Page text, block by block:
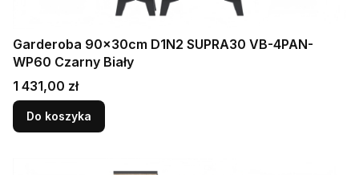
Garderoba 90x30cm D1N2 SUPRA30 VB-4PAN-
WP60 Czarny Biały
Cena
1 431,00 zł
Do koszyka